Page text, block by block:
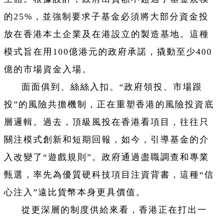
的25%，並強制要求子基金必須將大部分資金投
放在香港本土企業及在港設立的製造基地。這種
模式旨在用100億港元的政府承諾，撬動至少400
億的市場資金入場。
面面俱到、絲絲入扣。“政府領投、市場跟
投”的風險共擔機制，正在重塑香港的風險投資底
層邏輯。過去，頂級風投在香港看項目，往往只
關注模式創新和短期回報，如今，引導基金的介
入改變了“遊戲規則”。政府通過盡職調查和專業
甄選，率先為優質硬科技項目注資背書，這種“信
心注入”遠比貨幣本身更具價值。
從更深層的制度供給來看，香港正在打出一